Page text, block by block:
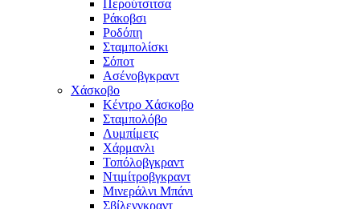
Περούτσιτσα
Ράκοβσι
Ροδόπη
Σταμπολίσκι
Σόποτ
Ασένοβγκραντ
Χάσκοβο
Κέντρο Χάσκοβο
Σταμπολόβο
Λυμπίμετς
Χάρμανλι
Τοπόλοβγκραντ
Ντιμίτροβγκραντ
Μινεράλνι Μπάνι
Σβίλενγκραντ